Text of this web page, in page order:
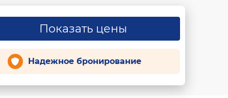
Показать цены
Надежное бронирование